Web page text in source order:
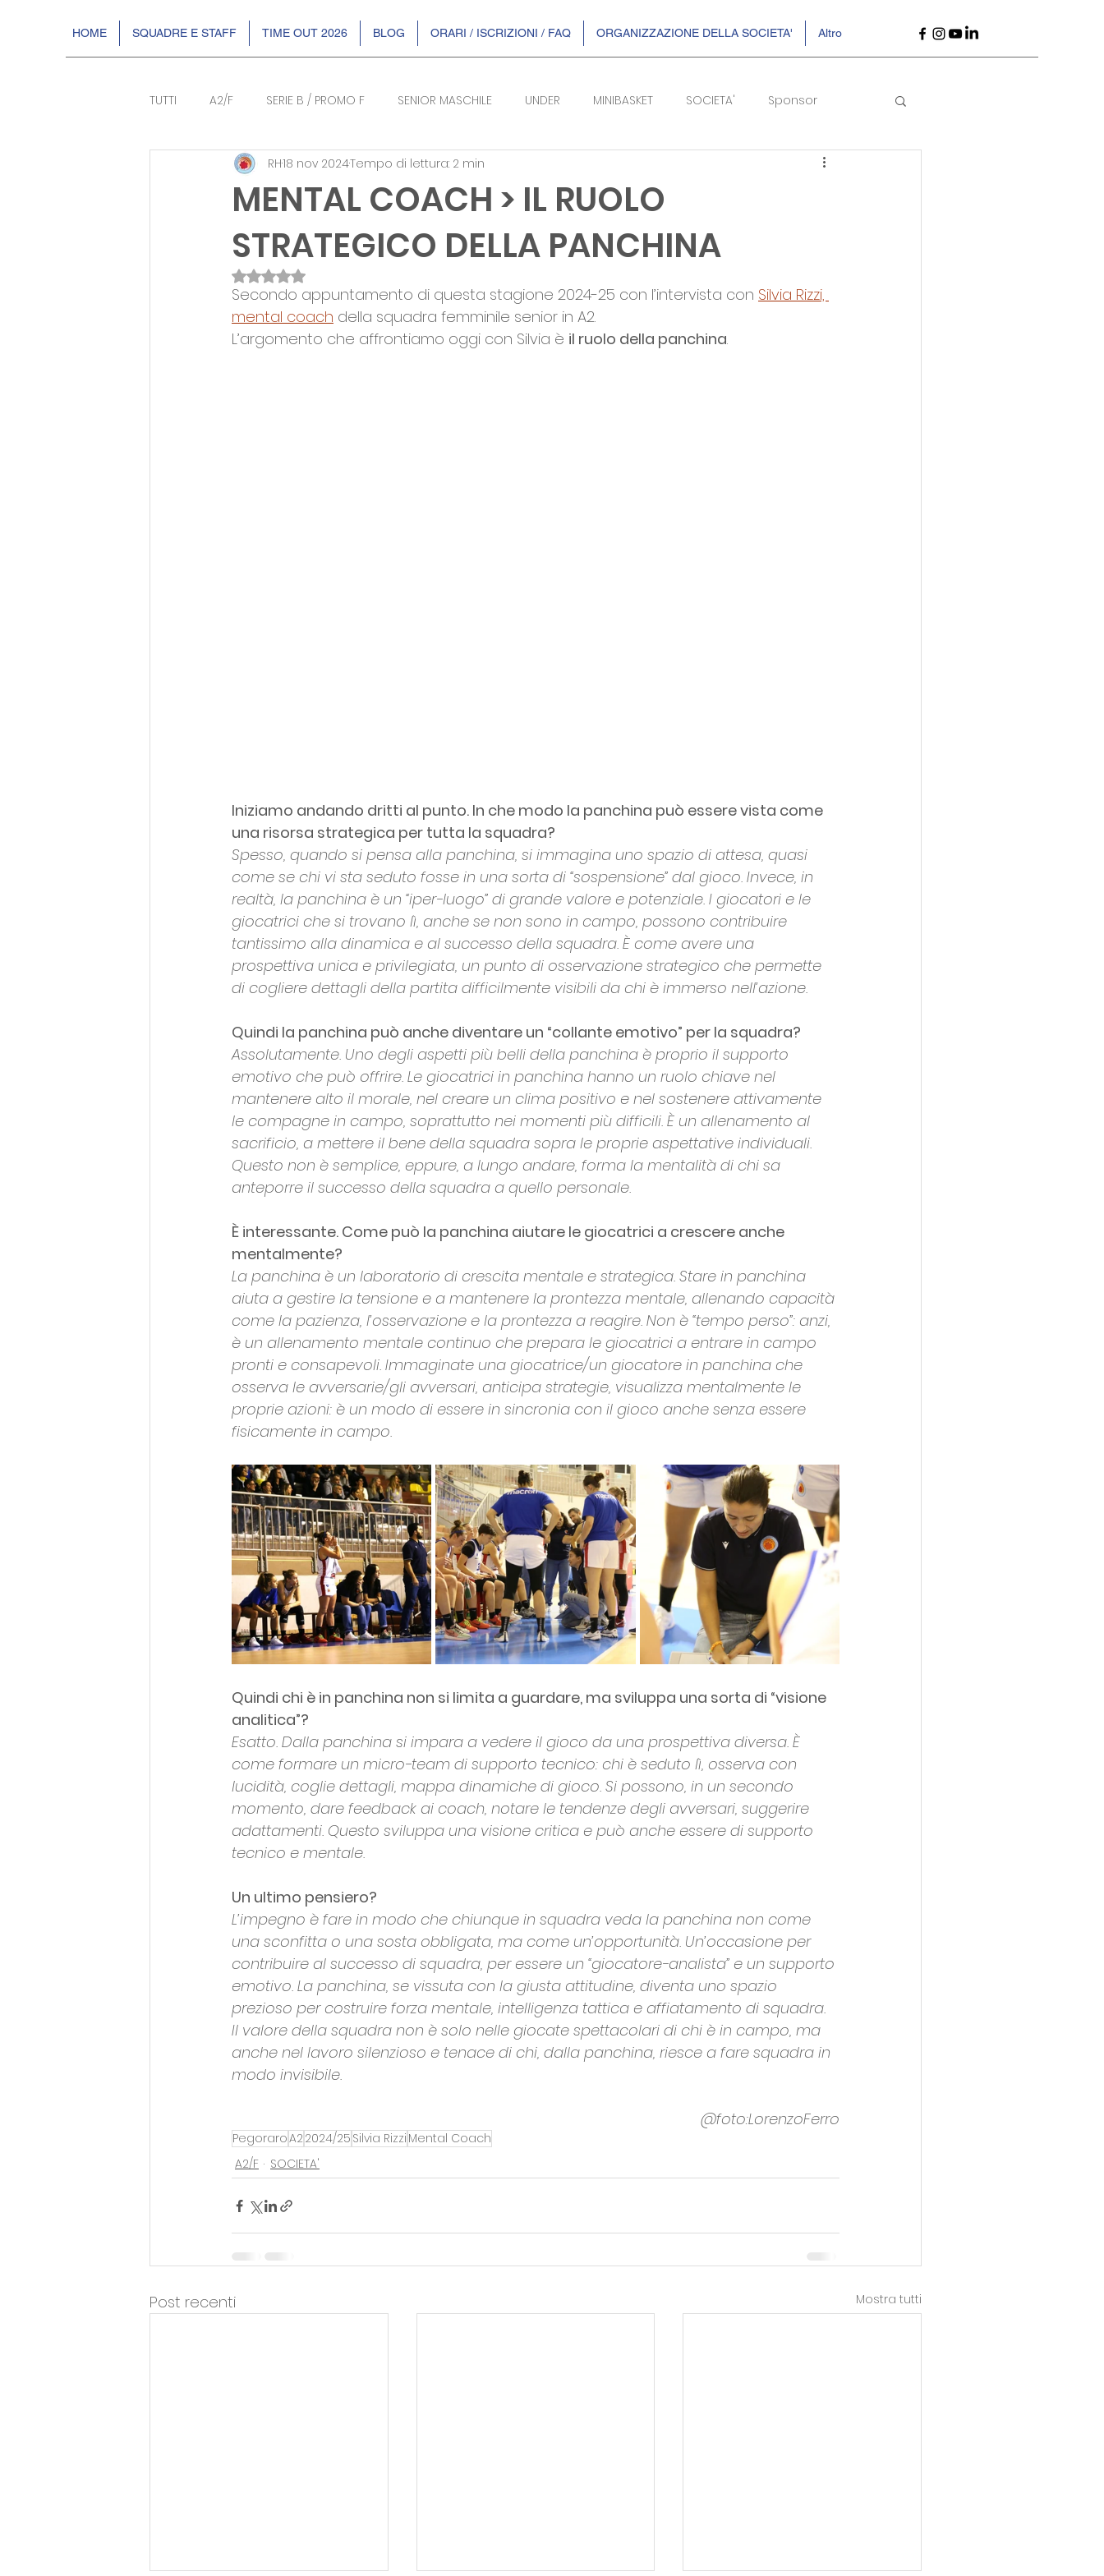
HOME SQUADRE E STAFF TIME OUT 2026 BLOG ORARI / ISCRIZIONI / FAQ ORGANIZZAZIONE DELLA SOCIETA' Altro
TUTTI A2/F SERIE B / PROMO F SENIOR MASCHILE UNDER MINIBASKET SOCIETA' Sponsor
EVENTI DR2 SERIE B/F
MENTAL COACH > IL RUOLO
STRATEGICO DELLA PANCHINA
RH18 nov 2024Tempo di lettura: 2 min
Valutazione NaN stelle su 5.
Secondo appuntamento di questa stagione 2024-25 con l’intervista con Silvia Rizzi,
mental coach della squadra femminile senior in A2.
L’argomento che affrontiamo oggi con Silvia è il ruolo della panchina.
Iniziamo andando dritti al punto. In che modo la panchina può essere vista come
una risorsa strategica per tutta la squadra?
Spesso, quando si pensa alla panchina, si immagina uno spazio di attesa, quasi
come se chi vi sta seduto fosse in una sorta di “sospensione” dal gioco. Invece, in
realtà, la panchina è un “iper-luogo” di grande valore e potenziale. I giocatori e le
giocatrici che si trovano lì, anche se non sono in campo, possono contribuire
tantissimo alla dinamica e al successo della squadra. È come avere una
prospettiva unica e privilegiata, un punto di osservazione strategico che permette
di cogliere dettagli della partita difficilmente visibili da chi è immerso nell’azione.
Quindi la panchina può anche diventare un “collante emotivo” per la squadra?
Assolutamente. Uno degli aspetti più belli della panchina è proprio il supporto
emotivo che può offrire. Le giocatrici in panchina hanno un ruolo chiave nel
mantenere alto il morale, nel creare un clima positivo e nel sostenere attivamente
le compagne in campo, soprattutto nei momenti più difficili. È un allenamento al
sacrificio, a mettere il bene della squadra sopra le proprie aspettative individuali.
Questo non è semplice, eppure, a lungo andare, forma la mentalità di chi sa
anteporre il successo della squadra a quello personale.
È interessante. Come può la panchina aiutare le giocatrici a crescere anche
mentalmente?
La panchina è un laboratorio di crescita mentale e strategica. Stare in panchina
aiuta a gestire la tensione e a mantenere la prontezza mentale, allenando capacità
come la pazienza, l’osservazione e la prontezza a reagire. Non è “tempo perso”: anzi,
è un allenamento mentale continuo che prepara le giocatrici a entrare in campo
pronti e consapevoli. Immaginate una giocatrice/un giocatore in panchina che
osserva le avversarie/gli avversari, anticipa strategie, visualizza mentalmente le
proprie azioni: è un modo di essere in sincronia con il gioco anche senza essere
fisicamente in campo.
Quindi chi è in panchina non si limita a guardare, ma sviluppa una sorta di “visione
analitica”?
Esatto. Dalla panchina si impara a vedere il gioco da una prospettiva diversa. È
come formare un micro-team di supporto tecnico: chi è seduto lì, osserva con
lucidità, coglie dettagli, mappa dinamiche di gioco. Si possono, in un secondo
momento, dare feedback ai coach, notare le tendenze degli avversari, suggerire
adattamenti. Questo sviluppa una visione critica e può anche essere di supporto
tecnico e mentale.
Un ultimo pensiero?
L’impegno è fare in modo che chiunque in squadra veda la panchina non come
una sconfitta o una sosta obbligata, ma come un’opportunità. Un’occasione per
contribuire al successo di squadra, per essere un “giocatore-analista” e un supporto
emotivo. La panchina, se vissuta con la giusta attitudine, diventa uno spazio
prezioso per costruire forza mentale, intelligenza tattica e affiatamento di squadra.
Il valore della squadra non è solo nelle giocate spettacolari di chi è in campo, ma
anche nel lavoro silenzioso e tenace di chi, dalla panchina, riesce a fare squadra in
modo invisibile.
@foto:LorenzoFerro
PegoraroA2 2024/25 Silvia Rizzi Mental Coach
A2/F
SOCIETA'
Post recenti Mostra tutti